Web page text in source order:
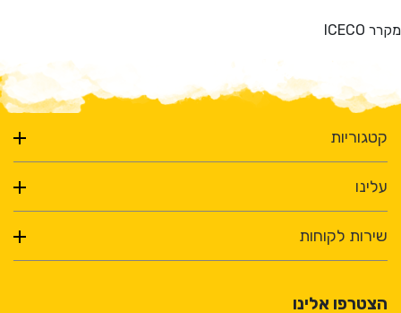
מקרר ICECO
קטגוריות
עלינו
שירות לקוחות
הצטרפו אלינו